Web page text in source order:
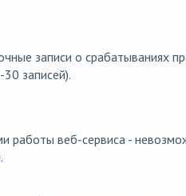
записи о срабатываниях
записей).
работы веб-сервиса -